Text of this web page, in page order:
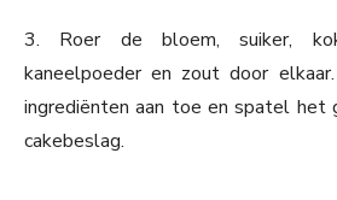
3. Roer de bloem, suiker,
kaneelpoeder en zout door
ingrediënten aan toe en spatel
cakebeslag.